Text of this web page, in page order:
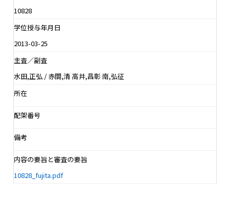
10828
学位授与年月日
2013-03-25
主査／副査
水田,正弘 / 赤間,清 高井,昌彰 南,弘征
所在
配架番号
備考
内容の要旨と審査の要旨
10828_fujita.pdf